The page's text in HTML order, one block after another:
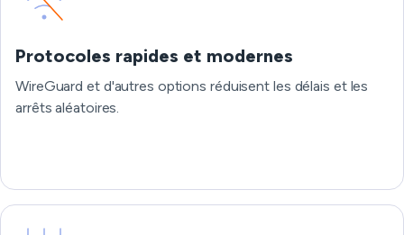
Protocoles rapides et modernes
WireGuard et d'autres options réduisent les délais et les
arrêts aléatoires.